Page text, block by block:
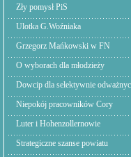
Zły pomysł PiS
Ulotka G.Woźniaka
Grzegorz Mańkowski w FN
O wyborach dla młodzieży
Dowcip dla selektywnie
Niepokój pracowników Cory
Luter i Hohenzollernowie
Strategiczne szanse powiatu